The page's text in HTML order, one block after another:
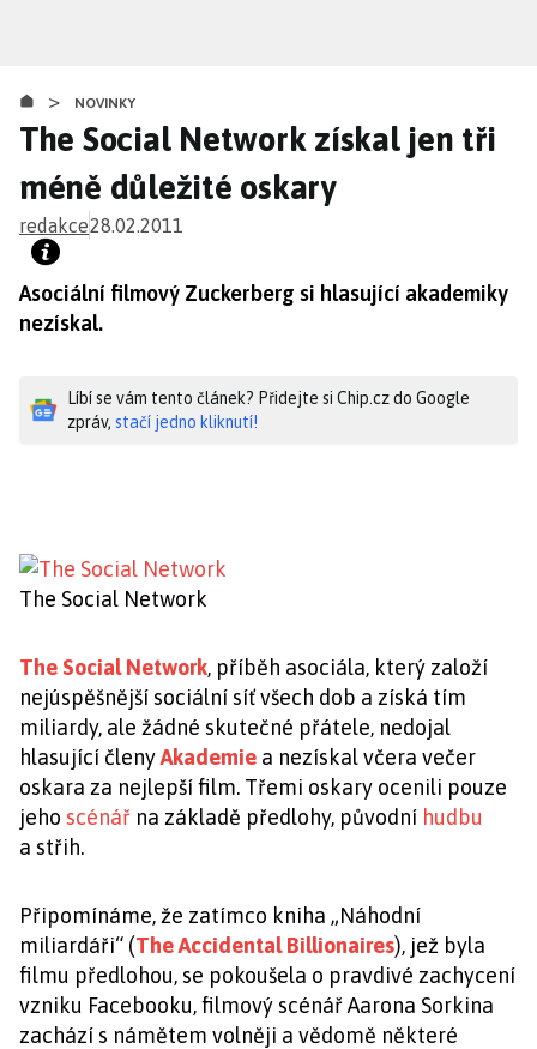
obsahu
> NOVINKY
The Social Network získal jen tři
méně důležité oskary
redakce28.02.2011
Asociální filmový Zuckerberg si hlasující akademiky
nezískal.
Líbí se vám tento článek? Přidejte si Chip.cz do Google
zpráv, stačí jedno kliknutí!
The Social Network
The Social Network, příběh asociála, který založí
nejúspěšnější sociální síť všech dob a získá tím
miliardy, ale žádné skutečné přátele, nedojal
hlasující členyAkademie a nezískal včera večer
oskara za nejlepší film. Třemi oskary ocenili pouze
jeho scénář na základě předlohy, původní hudbu
a střih.
Připomínáme, že zatímco kniha „Náhodní
miliardáři“ (The Accidental Billionaires), jež byla
filmu předlohou, se pokoušela o pravdivé zachycení
vzniku Facebooku, filmový scénář Aarona Sorkina
zachází s námětem volněji a vědomě některé